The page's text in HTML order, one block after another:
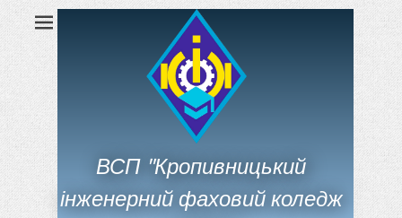
ВСП "Кропивницький
інженерний фаховий коледж